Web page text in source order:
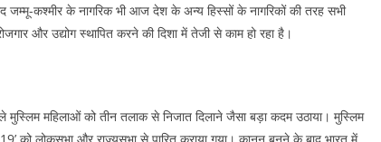
कश्मीर के नागरिक भी आज देश के अन्य हिस्सों के नागरिकों की तरह सभी
और उद्योग स्थापित करने की दिशा में तेजी से काम हो रहा है।
मुस्लिम महिलाओं को तीन तलाक से निजात दिलाने जैसा बड़ा कदम उठाया। मुस्लिम